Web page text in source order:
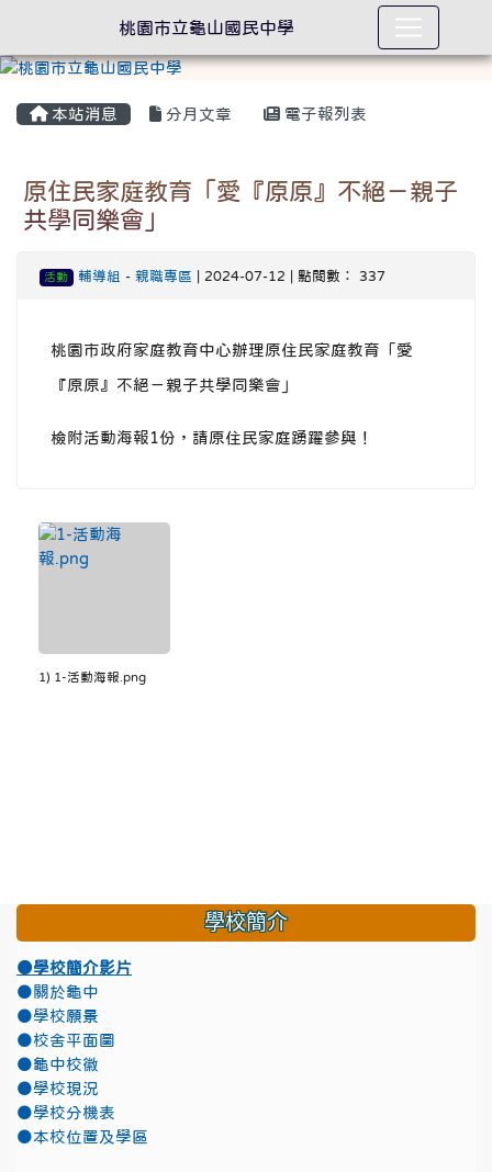
本站消息 分月文章 電子報列表
原住民家庭教育「愛『原原』不絕－親子
共學同樂會」
活動 輔導組 - 親職專區 | 2024-07-12 | 點閱數： 337
桃園市政府家庭教育中心辦理原住民家庭教育「愛
『原原』不絕－親子共學同樂會」
檢附活動海報1份，請原住民家庭踴躍參與！
1) 1-活動海報.png
學校簡介
●學校簡介影片
●關於龜中
●學校願景
●校舍平面圖
●龜中校徽
●學校現況
●學校分機表
●本校位置及學區
桃園市立龜山國民中學